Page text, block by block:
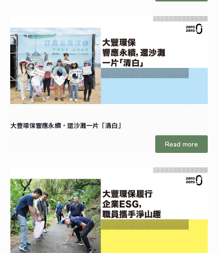
大豐環保響應永續，還沙灘一片「清白」
Read more